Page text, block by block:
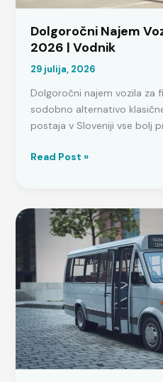
Dolgoročni Najem
2026 | Vodnik
29 julija, 2026
Dolgoročni najem vozila za
sodobno alternativo
postaja v Sloveniji vse bolj
Dolgoročni
Fizične
Osebe
|
Vodnik
Read Post »